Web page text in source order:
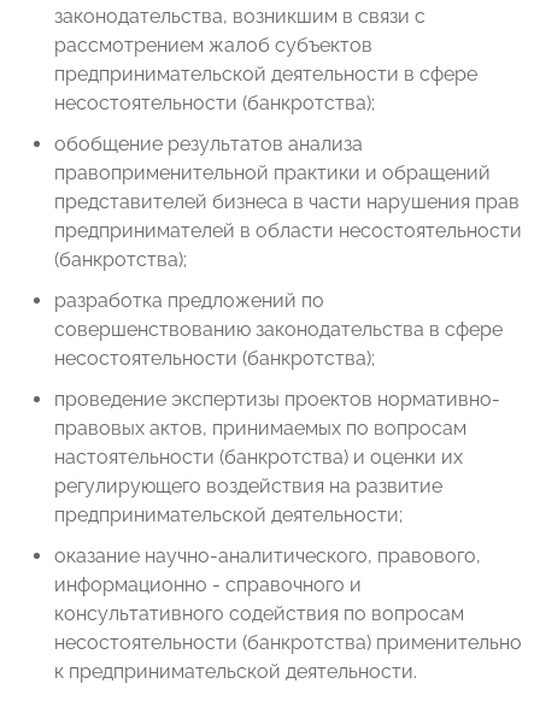
законодательства, возникшим в связи с
рассмотрением жалоб субъектов
предпринимательской деятельности в сфере
несостоятельности (банкротства);
обобщение результатов анализа
правоприменительной практики и обращений
представителей бизнеса в части нарушения прав
предпринимателей в области несостоятельности
(банкротства);
разработка предложений по
совершенствованию законодательства в сфере
несостоятельности (банкротства);
проведение экспертизы проектов нормативно-
правовых актов, принимаемых по вопросам
настоятельности (банкротства) и оценки их
регулирующего воздействия на развитие
предпринимательской деятельности;
оказание научно-аналитического, правового,
информационно - справочного и
консультативного содействия по вопросам
несостоятельности (банкротства) применительно
к предпринимательской деятельности.